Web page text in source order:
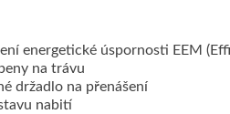
energetické úspornosti EEM
na trávu
držadlo na přenášení
nabití